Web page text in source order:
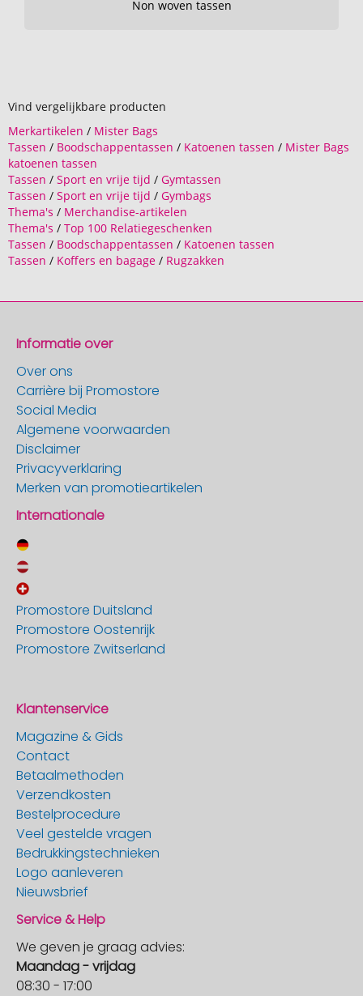
Non woven tassen
Vind vergelijkbare producten
Merkartikelen / Mister Bags
Tassen / Boodschappentassen / Katoenen tassen / Mister Bags
katoenen tassen
Tassen / Sport en vrije tijd / Gymtassen
Tassen / Sport en vrije tijd / Gymbags
Thema's / Merchandise-artikelen
Thema's / Top 100 Relatiegeschenken
Tassen / Boodschappentassen / Katoenen tassen
Tassen / Koffers en bagage / Rugzakken
Informatie over
Over ons
Carrière bij Promostore
Social Media
Algemene voorwaarden
Disclaimer
Privacyverklaring
Merken van promotieartikelen
Internationale
Promostore Duitsland
Promostore Oostenrijk
Promostore Zwitserland
Klantenservice
Magazine & Gids
Contact
Betaalmethoden
Verzendkosten
Bestelprocedure
Veel gestelde vragen
Bedrukkingstechnieken
Logo aanleveren
Nieuwsbrief
Service & Help
We geven je graag advies:
Maandag - vrijdag
08:30 - 17:00